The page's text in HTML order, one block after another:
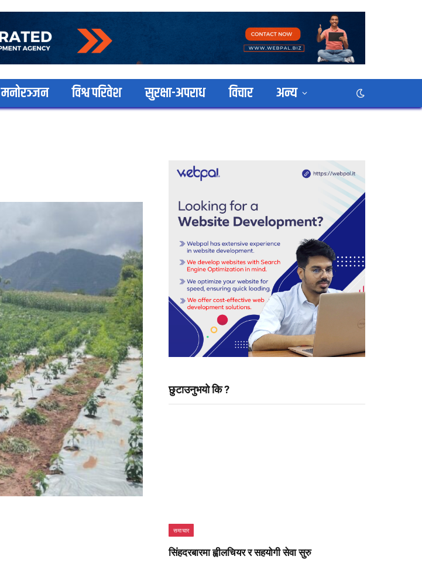
मनोरञ्जन विश्व परिवेश सुरक्षा-अपराध विचार अन्य
छुटाउनुभयो कि ?
समाचार
सिंहदरबारमा ह्वीलचियर र सहयोगी सेवा सुरु